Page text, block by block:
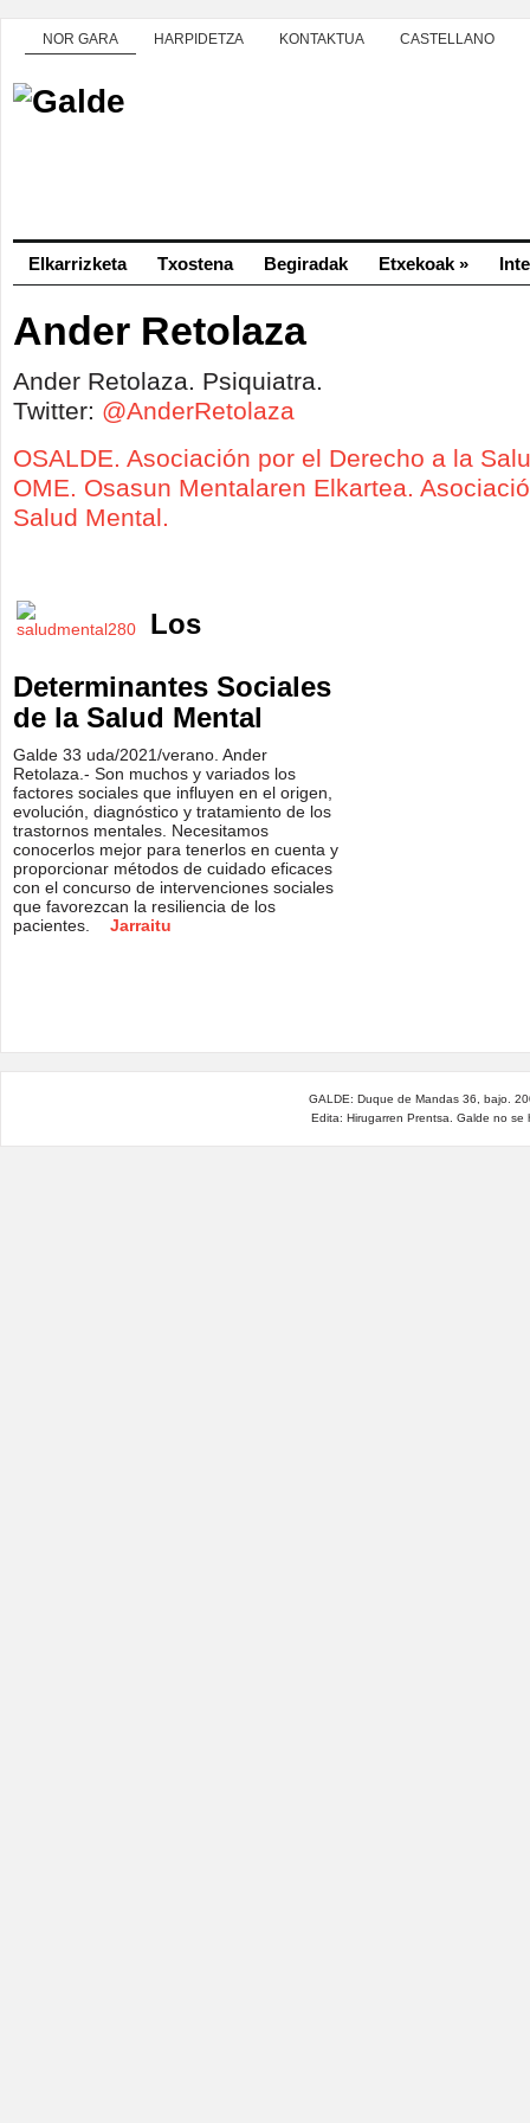
NOR GARA HARPIDETZA KONTAKTUA CASTELLANO
Elkarrizketa Txostena Begiradak Etxekoak »
Ander Retolaza
Ander Retolaza. Psiquiatra.
Twitter: @AnderRetolaza
OSALDE. Asociación por el Derecho a la
OME. Osasun Mentalaren Elkartea.
Salud Mental.
Los
Determinantes Sociales
de la Salud Mental
Galde 33 uda/2021/verano. Ander
Retolaza.- Son muchos y variados los
factores sociales que influyen en el origen,
evolución, diagnóstico y tratamiento de los
trastornos mentales. Necesitamos
conocerlos mejor para tenerlos en cuenta y
proporcionar métodos de cuidado eficaces
con el concurso de intervenciones sociales
que favorezcan la resiliencia de los
pacientes.
Jarraitu
GALDE: Duque de Mandas 36, bajo.
Edita: Hirugarren Prentsa. Galde no